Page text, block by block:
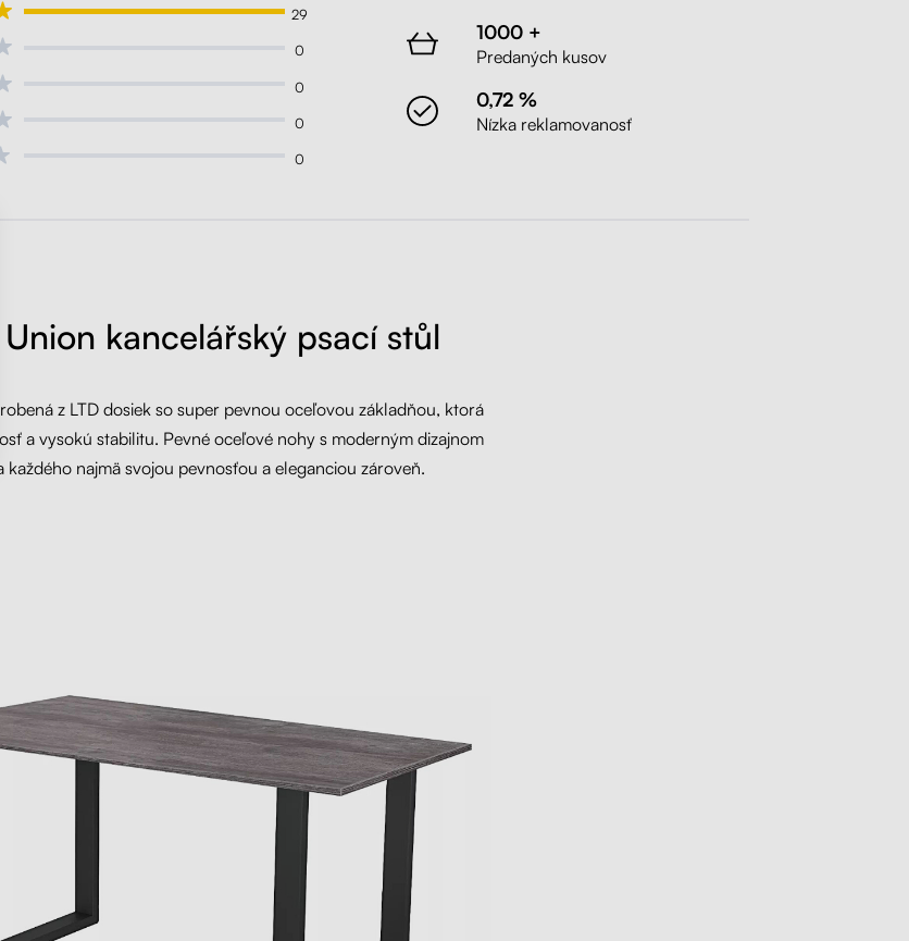
29
0
0
0
0
1000 +
Predaných kusov
0,72 %
Nízka reklamovanosť
Union kancelářský psací stůl
z LTD dosiek so super pevnou oceľovou základňou, ktorá
a vysokú stabilitu. Pevné oceľové nohy s moderným dizajnom
každého najmä svojou pevnosťou a eleganciou zároveň.